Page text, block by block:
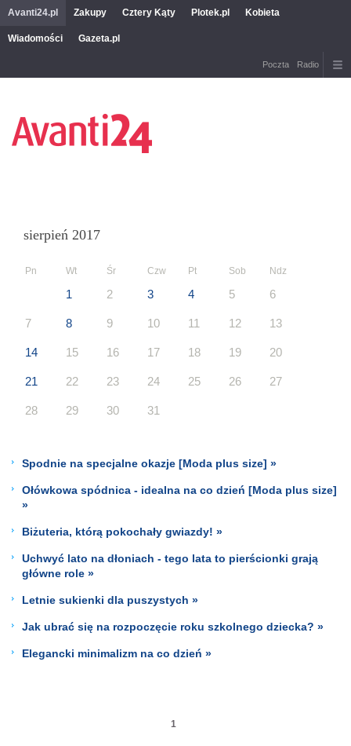
Avanti24.pl Zakupy Cztery Kąty Plotek.pl Kobieta
Wiadomości Gazeta.pl
Poczta Radio
sierpień 2017
Pn Wt Śr Czw Pt Sob Ndz
1 2 3 4 5 6
7 8 9 10 11 12 13
14 15 16 17 18 19 20
21 22 23 24 25 26 27
28 29 30 31
Spodnie na specjalne okazje [Moda plus size] »
Ołówkowa spódnica - idealna na co dzień [Moda plus size]
»
Biżuteria, którą pokochały gwiazdy! »
Uchwyć lato na dłoniach - tego lata to pierścionki grają
główne role »
Letnie sukienki dla puszystych »
Jak ubrać się na rozpoczęcie roku szkolnego dziecka? »
Elegancki minimalizm na co dzień »
1